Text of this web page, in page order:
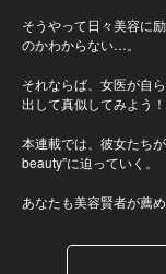
そうやって日々美容に
のかわからない…。
それならば、女医が自
出して真似してみよう！
本連載では、彼女たち
beauty”に迫っていく。
あなたも美容賢者が薦